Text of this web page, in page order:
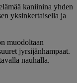
kaniinina yhden
yksinkertaisella ja
muodoltaan
jyrsijänhampaat.
nauhalla.